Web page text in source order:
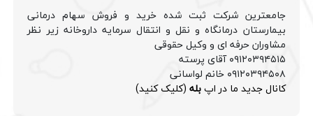
جامعترین شرکت ثبت شده خرید و فروش سهام درمانی
بیمارستان درمانگاه و نقل و انتقال سرمایه داروخانه زیر نظر
مشاوران حرفه ای و وکیل حقوقی
۰۹۱۲۰۳۹۴۵۱۵ آقای پرسته
۰۹۱۲۰۳۹۴۵۰۸ خانم لواسانی
کانال جدید ما در اپبله (کلیک کنید)